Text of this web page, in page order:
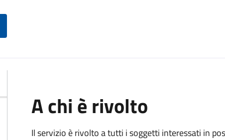
A chi è rivolto
Il servizio è rivolto a tutti i soggetti interessati in